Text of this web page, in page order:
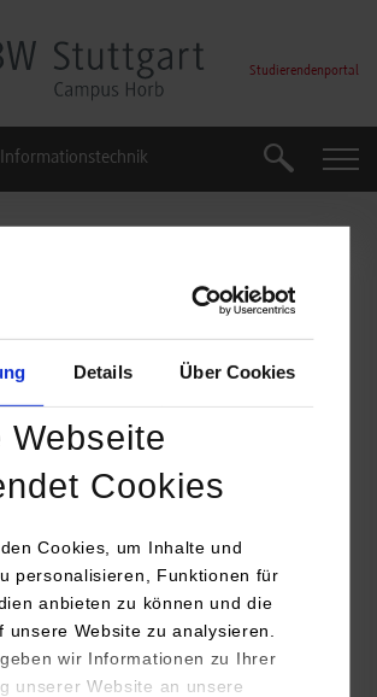
Details Über Cookies
Webseite
Cookies
Cookies, um Inhalte und
personalisieren, Funktionen für
anbieten zu können und die
unsere Website zu analysieren.
wir Informationen zu Ihrer
unserer Website an unsere
Studierendenportal
Suche
Christoph